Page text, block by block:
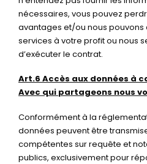
nécessaires, vous pouvez
avantages et/ou nous
services à votre profit ou nous
d’exécuter le contrat.
Art.6 Accès aux données à
Avec qui partageons nous
Conformément à la
données peuvent être
compétentes sur requête et
publics, exclusivement pour